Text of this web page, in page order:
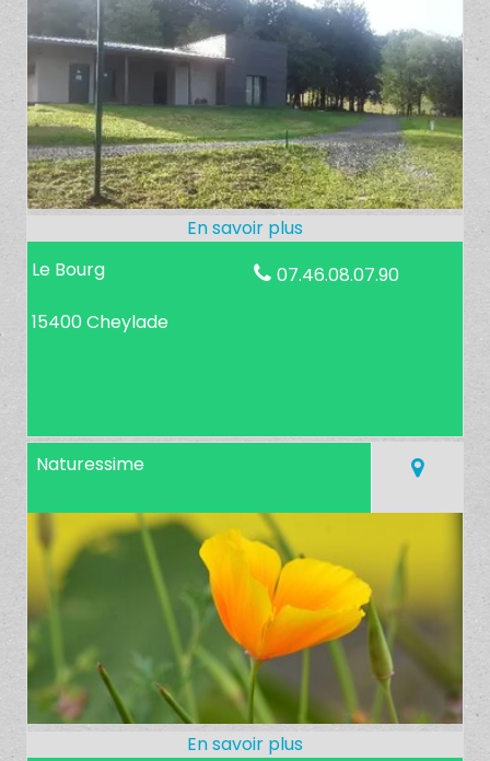
Le Bourg
15400 Cheylade
07.46.08.07.90
Naturessime